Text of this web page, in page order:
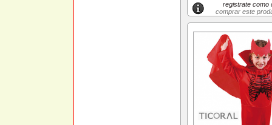
registrate como
comprar este